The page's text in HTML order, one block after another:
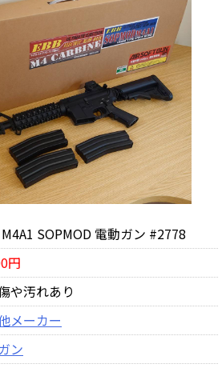
SOPMOD 電動ガン #2778
円
や汚れあり
メーカー
ン